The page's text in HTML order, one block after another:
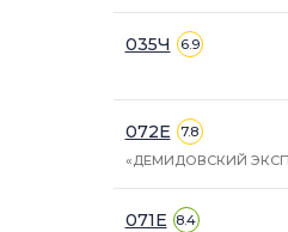
035Ч 6.9
072Е
7.8
«ДЕМИДОВСКИЙ
071Е
8.4